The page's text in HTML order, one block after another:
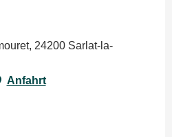
24200 Sarlat-la-
Anfahrt